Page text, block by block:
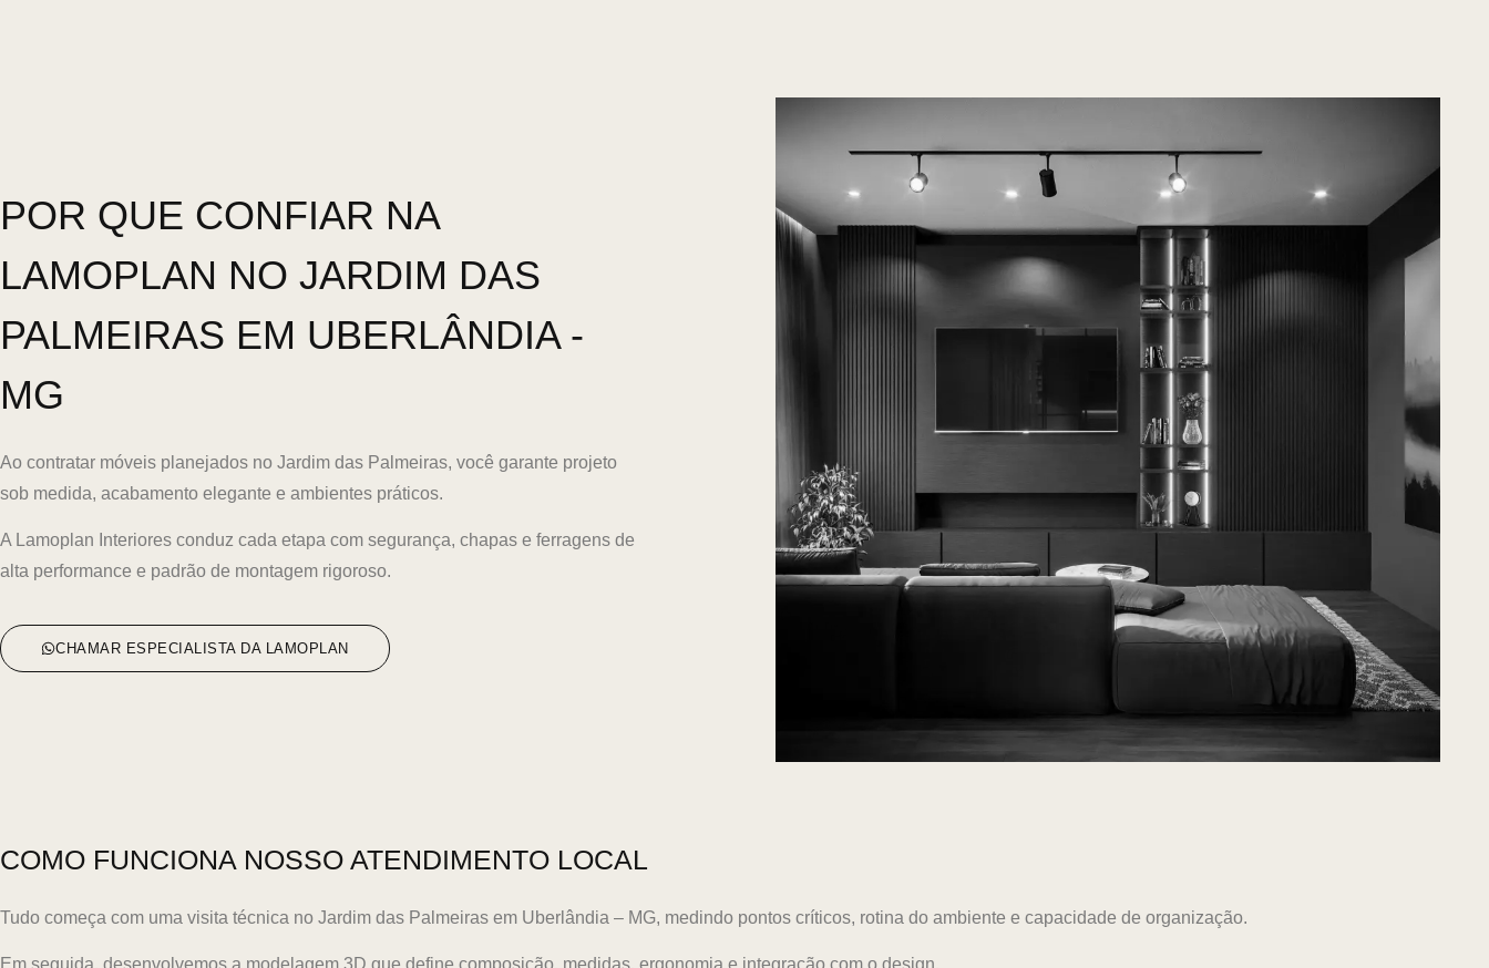
POR QUE CONFIAR NA
LAMOPLAN NO JARDIM DAS
PALMEIRAS EM UBERLÂNDIA -
MG
Ao contratar móveis planejados no Jardim das Palmeiras, você garante projeto
sob medida, acabamento elegante e ambientes práticos.
A Lamoplan Interiores conduz cada etapa com segurança, chapas e ferragens de
alta performance e padrão de montagem rigoroso.
CHAMAR ESPECIALISTA DA LAMOPLAN
COMO FUNCIONA NOSSO ATENDIMENTO LOCAL
Tudo começa com uma visita técnica no Jardim das Palmeiras em Uberlândia – MG, medindo pontos críticos, rotina do ambiente e capacidade de organização.
Em seguida, desenvolvemos a modelagem 3D que define composição, medidas, ergonomia e integração com o design.